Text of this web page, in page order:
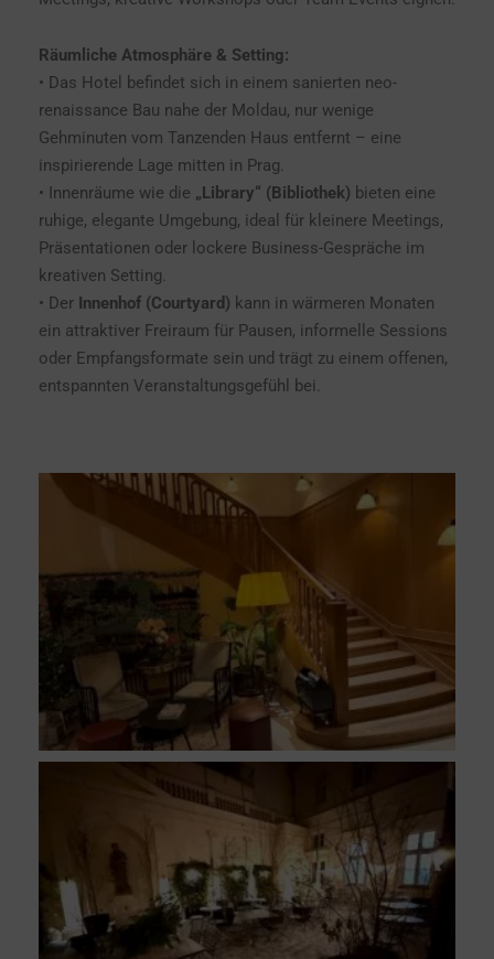
Räumliche Atmosphäre & Setting:
• Das Hotel befindet sich in einem sanierten neo-
renaissance Bau nahe der Moldau, nur wenige
Gehminuten vom Tanzenden Haus entfernt – eine
inspirierende Lage mitten in Prag.
• Innenräume wie die „Library“ (Bibliothek) bieten eine
ruhige, elegante Umgebung, ideal für kleinere Meetings,
Präsentationen oder lockere Business-Gespräche im
kreativen Setting.
• Der Innenhof (Courtyard) kann in wärmeren Monaten
ein attraktiver Freiraum für Pausen, informelle Sessions
oder Empfangsformate sein und trägt zu einem offenen,
entspannten Veranstaltungsgefühl bei.